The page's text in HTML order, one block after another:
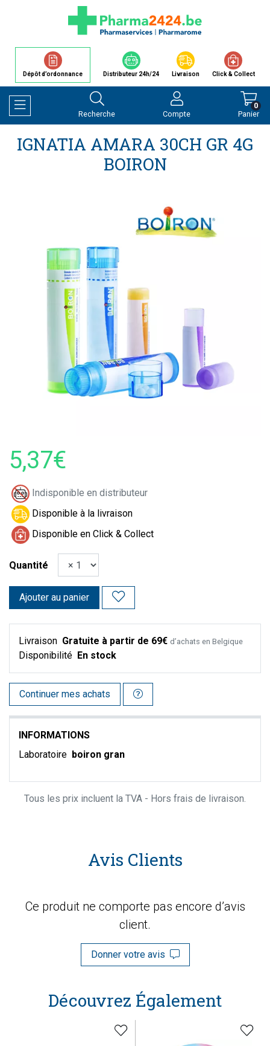
Dépôt d’ordonnance Distributeur 24h/24 Livraison Click & Collect
Afficher la navigation
Recherche Compte Panier
0
IGNATIA AMARA 30CH GR 4G
BOIRON
5,37€
Indisponible en distributeur
Disponible à la livraison
Disponible en Click & Collect
Quantité
Ajouter au panier
Livraison Gratuite à partir de 69€ d’achats en Belgique
Disponibilité En stock
Continuer mes achats
INFORMATIONS
Laboratoire boiron gran
Tous les prix incluent la TVA - Hors frais de livraison.
Avis Clients
Ce produit ne comporte pas encore d’avis
client.
Donner votre avis
Découvrez Également